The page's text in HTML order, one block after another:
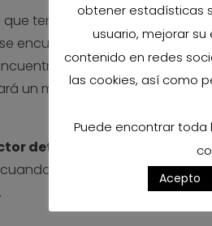
tengamos y las calorías
encuentra déficit calórico,
en estado de déficit
un mantenimiento y en
determinante a la hora
hablamos de pérdida
obtener estadísticas
usuario, mejorar
contenido en redes
las cookies, así como
Puede encontrar toda
Acepto